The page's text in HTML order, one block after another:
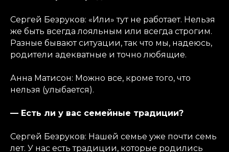
Сергей Безруков: «Или» тут не работает. Нельзя
же быть всегда лояльным или всегда строгим.
Разные бывают ситуации, так что мы, надеюсь,
родители адекватные и точно любящие.
Анна Матисон: Можно все, кроме того, что
нельзя (улыбается).
— Есть ли у вас семейные традиции?
Сергей Безруков: Нашей семье уже почти семь
лет. У нас есть традиции, которые родились